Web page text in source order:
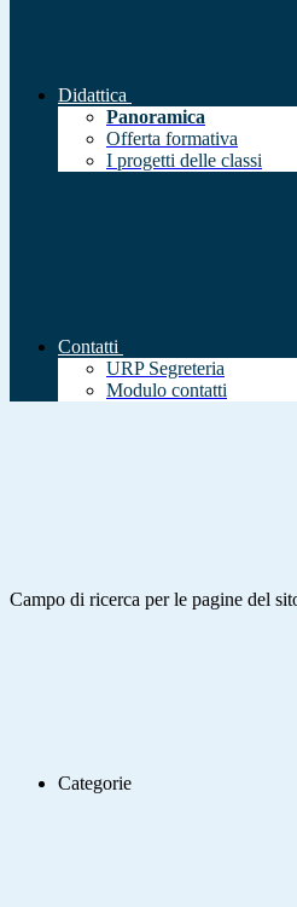
Didattica
Panoramica
Offerta formativa
I progetti delle classi
Contatti
URP Segreteria
Modulo contatti
Campo di ricerca per le pagine del
Categorie